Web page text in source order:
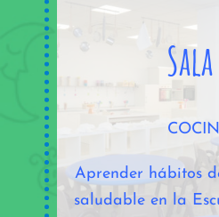
Aprender hábitos
saludable en la